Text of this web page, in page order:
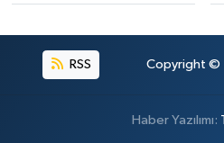
RSS Copyright ©
Haber Yazılımı: